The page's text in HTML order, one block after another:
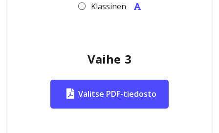
Klassinen
Vaihe 3
Valitse PDF-tiedosto